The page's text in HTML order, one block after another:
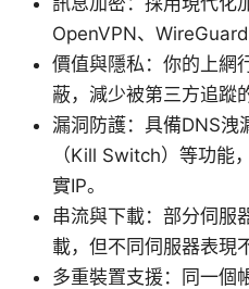
OpenVPN、WireGuard
價值與隱私：你的上網
蔽，減少被第三方追蹤
漏洞防護：具備DNS洩
（Kill Switch）等功能
實IP。
串流與下載：部分伺服
載，但不同伺服器表現
多重裝置支援：同一個